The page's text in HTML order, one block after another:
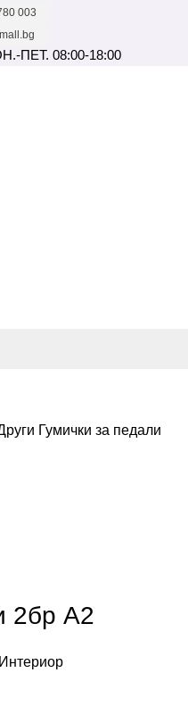
003
ПЕТ. 08:00-18:00
Гумички за педали
2бр А2
Интериор